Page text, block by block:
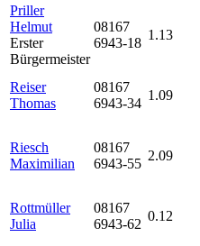
Priller
Helmut
Erster
Bürgermeister
08167
6943-18
1.13
Reiser
Thomas
08167
6943-34
1.09
Riesch
Maximilian
08167
6943-55
2.09
Rottmüller
Julia
08167
6943-62
0.12